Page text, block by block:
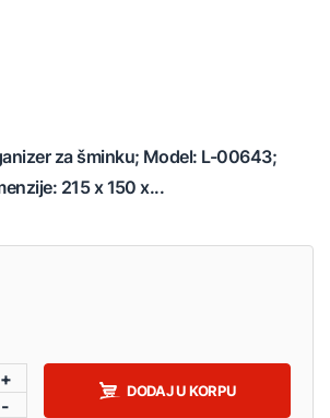
za šminku; Model: L-00643;
215 x 150 x...
+
-
DODAJ U KORPU